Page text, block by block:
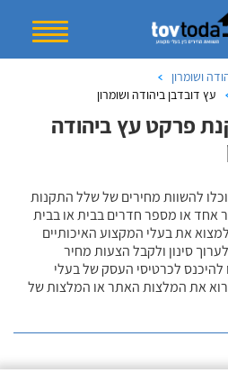
ושומרון
עץ דובדבן ביהודה ושומרון
פרקט עץ ביהודה
להשוות מחירים של שלל התקנות
אחד או מספר חדרים בבית או בבית
את בעלי המקצוע האיכותיים
סינון ולקבל הצעות מחיר
להיכנס לכרטיסי העסק של בעלי
את המלצות האתר או המלצות של